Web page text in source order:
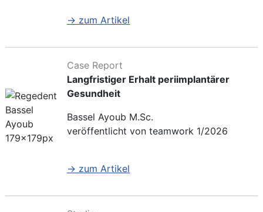
→ zum Artikel
Case Report
Langfristiger Erhalt periimplantärer
Gesundheit
Bassel Ayoub M.Sc.
veröffentlicht von teamwork 1/2026
→ zum Artikel